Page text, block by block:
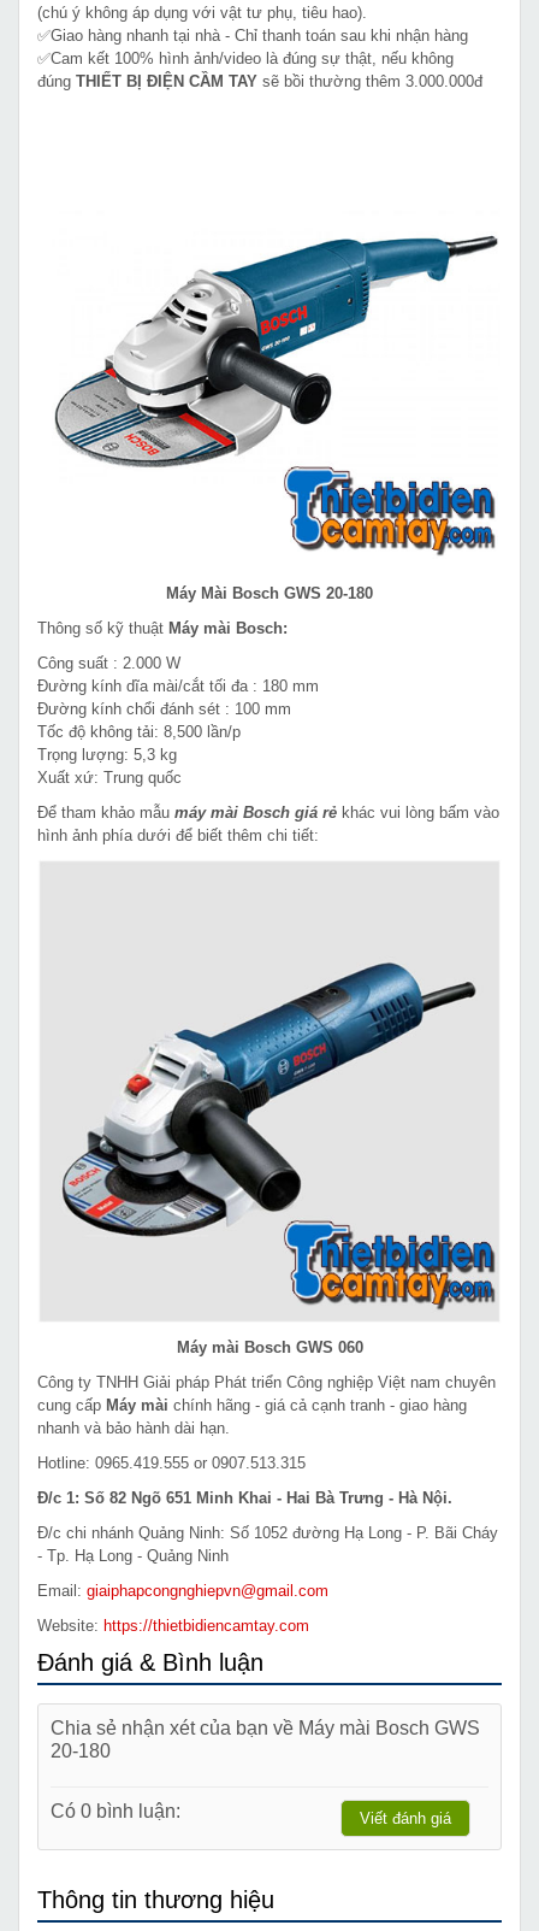
(chú ý không áp dụng với vật tư phụ, tiêu hao).
✅Giao hàng nhanh tại nhà - Chỉ thanh toán sau khi nhận hàng
✅Cam kết 100% hình ảnh/video là đúng sự thật, nếu không
đúng THIẾT BỊ ĐIỆN CẦM TAY sẽ bồi thường thêm 3.000.000đ
Máy Mài Bosch GWS 20-180
Thông số kỹ thuật Máy mài Bosch:
Công suất : 2.000 W
Đường kính dĩa mài/cắt tối đa : 180 mm
Đường kính chổi đánh sét : 100 mm
Tốc độ không tải: 8,500 lần/p
Trọng lượng: 5,3 kg
Xuất xứ: Trung quốc
Để tham khảo mẫu máy mài Bosch giá rẻ khác vui lòng bấm vào
hình ảnh phía dưới để biết thêm chi tiết:
Máy mài Bosch GWS 060
Công ty TNHH Giải pháp Phát triển Công nghiệp Việt nam chuyên
cung cấp Máy mài chính hãng - giá cả cạnh tranh - giao hàng
nhanh và bảo hành dài hạn.
Hotline: 0965.419.555 or 0907.513.315
Đ/c 1: Số 82 Ngõ 651 Minh Khai - Hai Bà Trưng - Hà Nội.
Đ/c chi nhánh Quảng Ninh: Số 1052 đường Hạ Long - P. Bãi Cháy
- Tp. Hạ Long - Quảng Ninh
Email: giaiphapcongnghiepvn@gmail.com
Website: https://thietbidiencamtay.com
Đánh giá & Bình luận
Chia sẻ nhận xét của bạn về Máy mài Bosch GWS
20-180
Có 0 bình luận: Viết đánh giá
Thông tin thương hiệu